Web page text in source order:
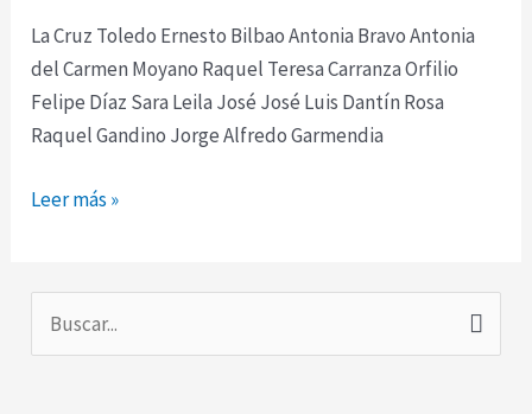
La Cruz Toledo Ernesto Bilbao Antonia Bravo Antonia
del Carmen Moyano Raquel Teresa Carranza Orfilio
Felipe Díaz Sara Leila José José Luis Dantín Rosa
Raquel Gandino Jorge Alfredo Garmendia
Leer más »